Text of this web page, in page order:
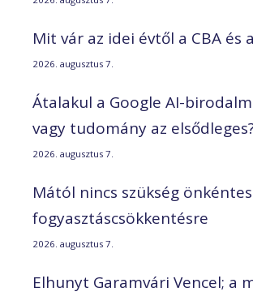
Mit vár az idei évtől a CBA és
2026. augusztus 7.
Átalakul a Google AI-
vagy tudomány az
2026. augusztus 7.
Mától nincs szükség önkéntes
fogyasztáscsökkentésre
2026. augusztus 7.
Elhunyt Garamvári Vencel; a